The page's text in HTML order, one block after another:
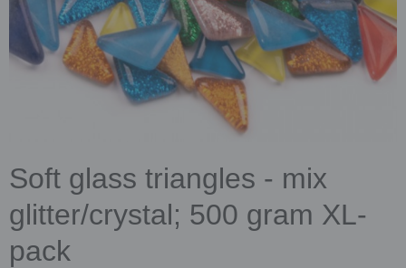
Soft glass triangles - mix
glitter/crystal; 500 gram XL-
pack